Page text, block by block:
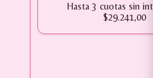
Hasta 3 cuotas sin
$29.241,00